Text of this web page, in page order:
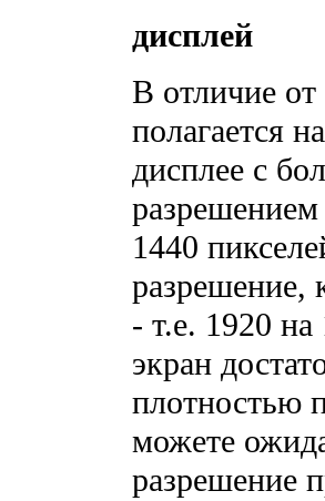
дисплей
В отличие
полагается
дисплее с
1440
разрешение,
- т.е. 1920
экран
плотностью
можете
разрешение